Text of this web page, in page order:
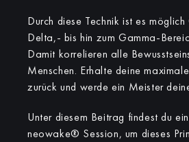
Durch diese Technik ist es
Delta,- bis hin zum Gamma-
Damit korrelieren alle
Menschen. Erhalte deine
zurück und werde ein Meister
Unter diesem Beitrag findest du
neowake® Session, um dieses